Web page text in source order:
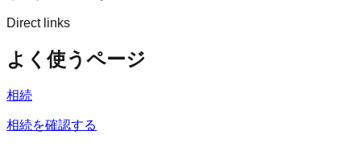
Direct links
よく使うページ
相続
相続を確認する